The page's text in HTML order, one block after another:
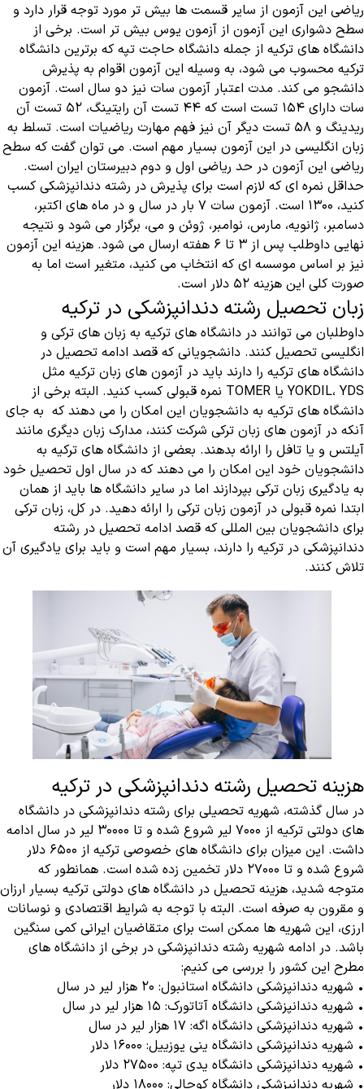
ریاضی این آزمون از سایر قسمت ها بیش تر مورد توجه قرار دارد و
سطح دشواری این آزمون از آزمون یوس بیش تر است. برخی از
دانشگاه های ترکیه از جمله دانشگاه حاجت تپه که برترین دانشگاه
ترکیه محسوب می شود، به وسیله این آزمون اقوام به پذیرش
دانشجو می کند. مدت اعتبار آزمون سات نیز دو سال است. آزمون
سات دارای ۱۵۴ تست است که ۴۴ تست آن رایتینگ، ۵۲ تست آن
ریدینگ و ۵۸ تست دیگر آن نیز فهم مهارت ریاضیات است. تسلط به
زبان انگلیسی در این آزمون بسیار مهم است. می توان گفت که سطح
ریاضی این آزمون در حد ریاضی اول و دوم دبیرستان ایران است.
حداقل نمره ای که لازم است برای پذیرش در رشته دندانپزشکی کسب
کنید، ۱۳۰۰ است. آزمون سات ۷ بار در سال و در ماه های اکتبر،
دسامبر، ژانویه، مارس، نوامبر، ژوئن و می، برگزار می شود و نتیجه
نهایی داوطلب پس از ۳ تا ۶ هفته ارسال می شود. هزینه این آزمون
نیز بر اساس موسسه ای که انتخاب می کنید، متغیر است اما به
صورت کلی این هزینه ۵۲ دلار است.
زبان تحصیل رشته دندانپزشکی در ترکیه
داوطلبان می توانند در دانشگاه های ترکیه به زبان های ترکی و
انگلیسی تحصیل کنند. دانشجویانی که قصد ادامه تحصیل در
دانشگاه های ترکیه را دارند باید در آزمون های زبان ترکیه مثل
YOKDIL، YDS یا TOMER نمره قبولی کسب کنید. البته برخی از
دانشگاه های ترکیه به دانشجویان این امکان را می دهند که به جای
آنکه در آزمون های زبان ترکی شرکت کنند، مدارک زبان دیگری مانند
آیلتس و یا تافل را ارائه بدهند. بعضی از دانشگاه های ترکیه به
دانشجویان خود این امکان را می دهند که در سال اول تحصیل خود
به یادگیری زبان ترکی بپردازند اما در سایر دانشگاه ها باید از همان
ابتدا نمره قبولی در آزمون زبان ترکی را ارائه دهید. در کل، زبان ترکی
برای دانشجویان بین المللی که قصد ادامه تحصیل در رشته
دندانپزشکی در ترکیه را دارند، بسیار مهم است و باید برای یادگیری آن
تلاش کنند.
هزینه تحصیل رشته دندانپزشکی در ترکیه
در سال گذشته، شهریه تحصیلی برای رشته دندانپزشکی در دانشگاه
های دولتی ترکیه از ۷۰۰۰ لیر شروع شده و تا ۳۰۰۰۰ لیر در سال ادامه
داشت. این میزان برای دانشگاه های خصوصی ترکیه از ۶۵۰۰ دلار
شروع شده و تا ۲۷۰۰۰ دلار تخمین زده شده است. همانطور که
متوجه شدید، هزینه تحصیل در دانشگاه های دولتی ترکیه بسیار ارزان
و مقرون به صرفه است. البته با توجه به شرایط اقتصادی و نوسانات
ارزی، این شهریه ها ممکن است برای متقاضیان ایرانی کمی سنگین
باشد. در ادامه شهریه رشته دندانپزشکی در برخی از دانشگاه های
مطرح این کشور را بررسی می کنیم:
• شهریه دندانپزشکی دانشگاه استانبول: ۲۰ هزار لیر در سال
• شهریه دندانپزشکی دانشگاه آتاتورک: ۱۵ هزار لیر در سال
• شهریه دندانپزشکی دانشگاه اگه: ۱۷ هزار لیر در سال
• شهریه دندانپزشکی دانشگاه ینی یوزییل: ۱۶۰۰۰ دلار
• شهریه دندانپزشکی دانشگاه یدی تپه: ۲۷۵۰۰ دلار
• شهریه دندانپزشکی دانشگاه کوجالی: ۱۸۰۰۰ دلار